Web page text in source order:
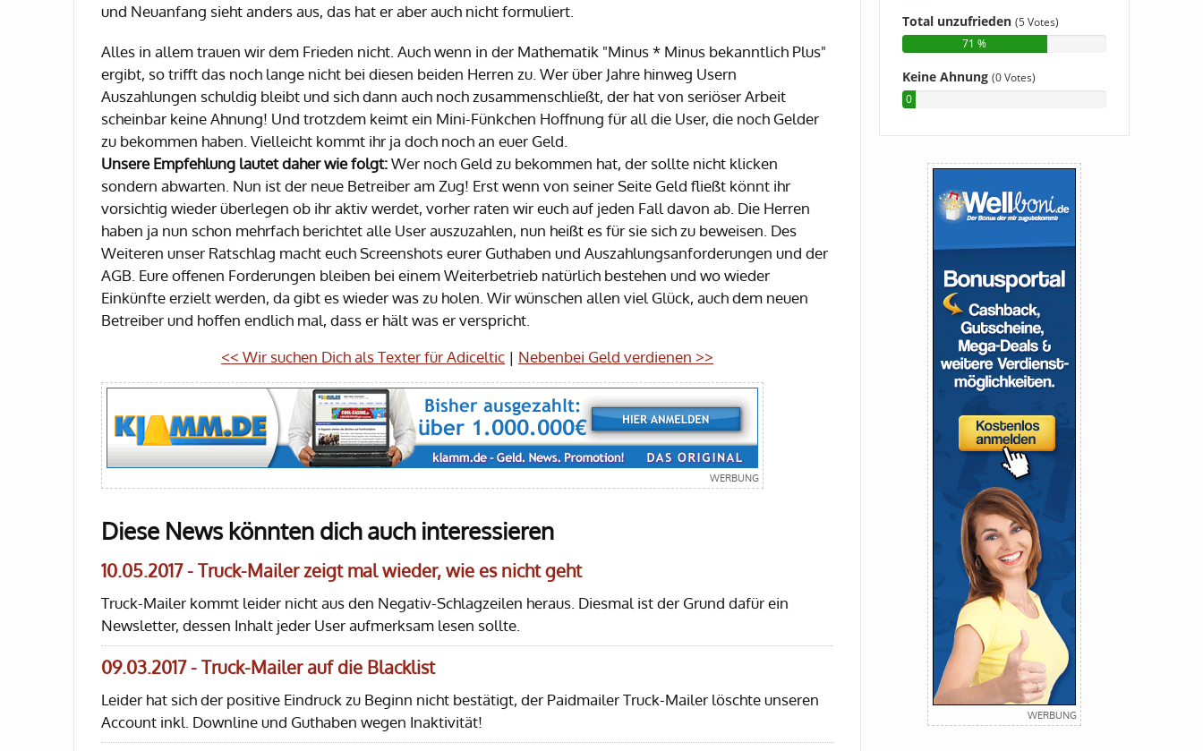
und Neuanfang sieht anders aus, das hat er aber auch nicht formuliert.
Alles in allem trauen wir dem Frieden nicht. Auch wenn in der Mathematik "Minus * Minus bekanntlich Plus"
ergibt, so trifft das noch lange nicht bei diesen beiden Herren zu. Wer über Jahre hinweg Usern
Auszahlungen schuldig bleibt und sich dann auch noch zusammenschließt, der hat von seriöser Arbeit
scheinbar keine Ahnung! Und trotzdem keimt ein Mini-Fünkchen Hoffnung für all die User, die noch Gelder
zu bekommen haben. Vielleicht kommt ihr ja doch noch an euer Geld.
Unsere Empfehlung lautet daher wie folgt:Wer noch Geld zu bekommen hat, der sollte nicht klicken
sondern abwarten. Nun ist der neue Betreiber am Zug! Erst wenn von seiner Seite Geld fließt könnt ihr
vorsichtig wieder überlegen ob ihr aktiv werdet, vorher raten wir euch auf jeden Fall davon ab. Die Herren
haben ja nun schon mehrfach berichtet alle User auszuzahlen, nun heißt es für sie sich zu beweisen. Des
Weiteren unser Ratschlag macht euch Screenshots eurer Guthaben und Auszahlungsanforderungen und der
AGB. Eure offenen Forderungen bleiben bei einem Weiterbetrieb natürlich bestehen und wo wieder
Einkünfte erzielt werden, da gibt es wieder was zu holen. Wir wünschen allen viel Glück, auch dem neuen
Betreiber und hoffen endlich mal, dass er hält was er verspricht.
<< Wir suchen Dich als Texter für Adiceltic | Nebenbei Geld verdienen >>
Diese News könnten dich auch interessieren
10.05.2017 - Truck-Mailer zeigt mal wieder, wie es nicht geht
Truck-Mailer kommt leider nicht aus den Negativ-Schlagzeilen heraus. Diesmal ist der Grund dafür ein
Newsletter, dessen Inhalt jeder User aufmerksam lesen sollte.
09.03.2017 - Truck-Mailer auf die Blacklist
Leider hat sich der positive Eindruck zu Beginn nicht bestätigt, der Paidmailer Truck-Mailer löschte unseren
Account inkl. Downline und Guthaben wegen Inaktivität!